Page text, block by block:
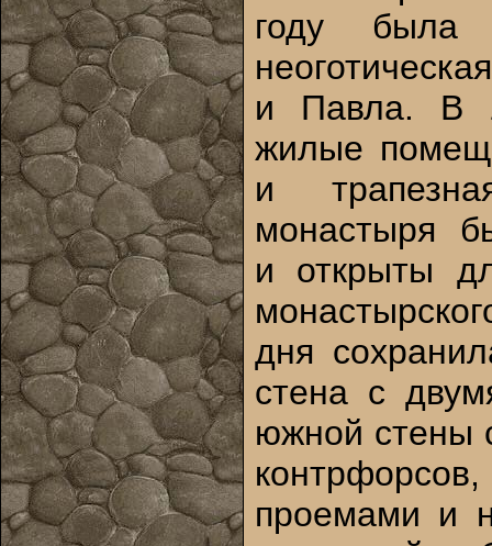
году была
и Павла. В
жилые
и
монастыря
и открыты
дня
стена с
южной стены
проемами и